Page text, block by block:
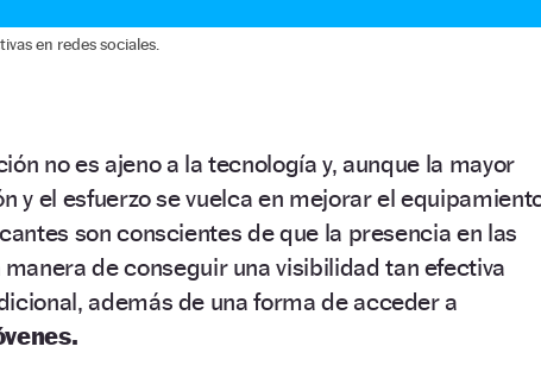
en redes sociales.
no es ajeno a la tecnología y, aunque la mayor
y el esfuerzo se vuelca en mejorar el
son conscientes de que la presencia en las
de conseguir una visibilidad tan efectiva
además de una forma de acceder a